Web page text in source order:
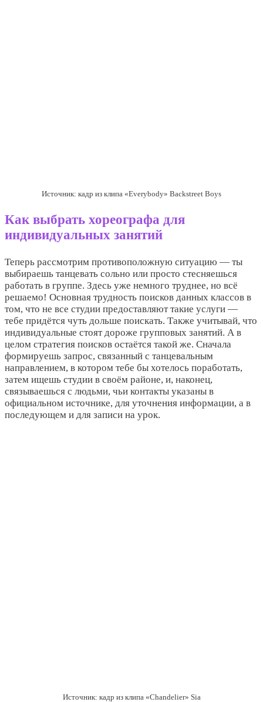
Источник: кадр из клипа «Everybody» Backstreet Boys
Как выбрать хореографа для
индивидуальных занятий
Теперь рассмотрим противоположную ситуацию ― ты
выбираешь танцевать сольно или просто стесняешься
работать в группе. Здесь уже немного труднее, но всё
решаемо! Основная трудность поисков данных классов в
том, что не все студии предоставляют такие услуги ―
тебе придётся чуть дольше поискать. Также учитывай, что
индивидуальные стоят дороже групповых занятий. А в
целом стратегия поисков остаётся такой же. Сначала
формируешь запрос, связанный с танцевальным
направлением, в котором тебе бы хотелось поработать,
затем ищешь студии в своём районе, и, наконец,
связываешься с людьми, чьи контакты указаны в
официальном источнике, для уточнения информации, а в
последующем и для записи на урок.
Источник: кадр из клипа «Chandelier» Sia